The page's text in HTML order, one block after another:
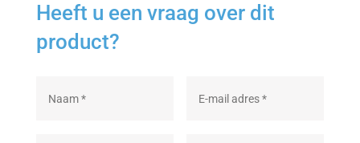
Heeft u een vraag over dit
product?